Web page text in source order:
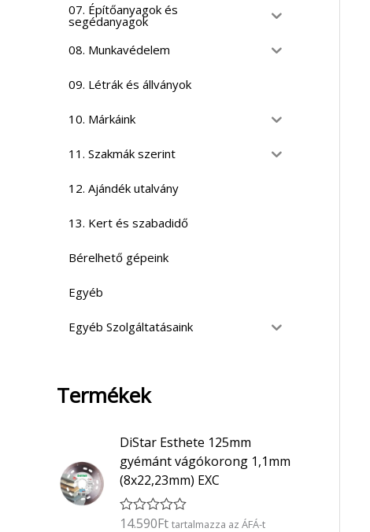
07. Építőanyagok és
segédanyagok
08. Munkavédelem
09. Létrák és állványok
10. Márkáink
11. Szakmák szerint
12. Ajándék utalvány
13. Kert és szabadidő
Bérelhető gépeink
Egyéb
Egyéb Szolgáltatásaink
Termékek
DiStar Esthete 125mm
gyémánt vágókorong 1,1mm
(8x22,23mm) EXC
É14.590Ft tartalmazza az ÁFÁ-t